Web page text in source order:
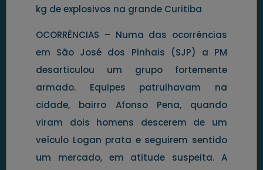
OCORRÊNCIAS – Numa das ocorrências
em São José dos Pinhais (SJP) a PM
desarticulou um grupo fortemente
armado. Equipes patrulhavam na
cidade, bairro Afonso Pena, quando
viram dois homens descerem de um
veículo Logan prata e seguirem sentido
um mercado, em atitude suspeita. A